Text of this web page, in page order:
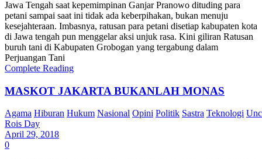
Jawa Tengah saat kepemimpinan Ganjar Pranowo dituding para
petani sampai saat ini tidak ada keberpihakan, bukan menuju
kesejahteraan. Imbasnya, ratusan para petani disetiap kabupaten kota
di Jawa tengah pun menggelar aksi unjuk rasa. Kini giliran Ratusan
buruh tani di Kabupaten Grobogan yang tergabung dalam
Perjuangan Tani
Complete Reading
MASKOT JAKARTA BUKANLAH MONAS
Agama Hiburan Hukum Nasional Opini Politik Sastra Teknologi
Rois Day
April 29, 2018
0